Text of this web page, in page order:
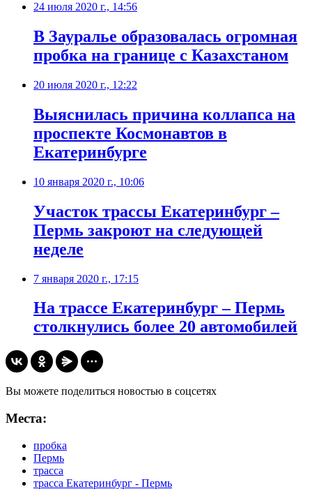
24 июля 2020 г., 14:56
В Зауралье образовалась огромная
пробка на границе с Казахстаном
20 июля 2020 г., 12:22
Выяснилась причина коллапса на
проспекте Космонавтов в
Екатеринбурге
10 января 2020 г., 10:06
Участок трассы Екатеринбург –
Пермь закроют на следующей
неделе
7 января 2020 г., 17:15
На трассе Екатеринбург – Пермь
столкнулись более 20 автомобилей
Вы можете поделиться новостью в соцсетях
Места:
пробка
Пермь
трасса
трасса Екатеринбург - Пермь